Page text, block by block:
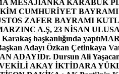
MESAJIANKA KARABÜK
CUMHURİYET
ZAFER BAYRAMI
A.Ş, 23 NİSAN
Karakaş başkanlığında yaptı
Adayı Özkan Çetinkaya
ADAYIDr. Dursun Ali
AKAY İKTİDARA